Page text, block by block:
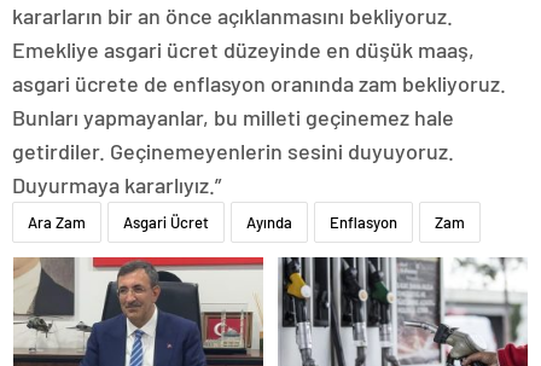
kararların bir an önce açıklanmasını bekliyoruz.
Emekliye asgari ücret düzeyinde en düşük maaş,
asgari ücrete de enflasyon oranında zam bekliyoruz.
Bunları yapmayanlar, bu milleti geçinemez hale
getirdiler. Geçinemeyenlerin sesini duyuyoruz.
Duyurmaya kararlıyız.”
Ara Zam Asgari Ücret Ayında Enflasyon Zam